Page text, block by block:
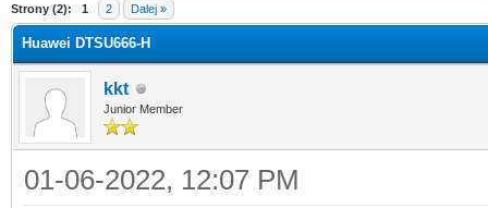
Strony (2): 1 2 Dalej »
Huawei DTSU666-H
kkt
Junior Member
01-06-2022, 12:07 PM